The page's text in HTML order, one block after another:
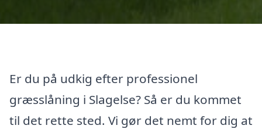
Er du på udkig efter professionel
græsslåning i Slagelse? Så er du kommet
til det rette sted. Vi gør det nemt for dig at